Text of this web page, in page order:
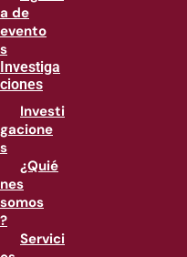
a de
evento
s
Investiga
ciones
Investi
gacione
s
¿Quié
nes
somos
?
Servici